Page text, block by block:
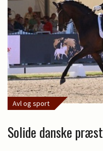
Avl og sport
Solide danske